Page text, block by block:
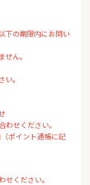
下の期限内にお問い
ん。
。
せください。
ポイント通帳に記
ください。